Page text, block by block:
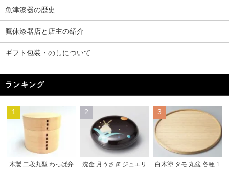
魚津漆器の歴史
鷹休漆器店と店主の紹介
ギフト包装・のしについて
ランキング
1
木製 二段丸型 わっぱ弁
2
沈金 月うさぎ ジュエリ
3
白木塗 タモ 丸盆 各種 1